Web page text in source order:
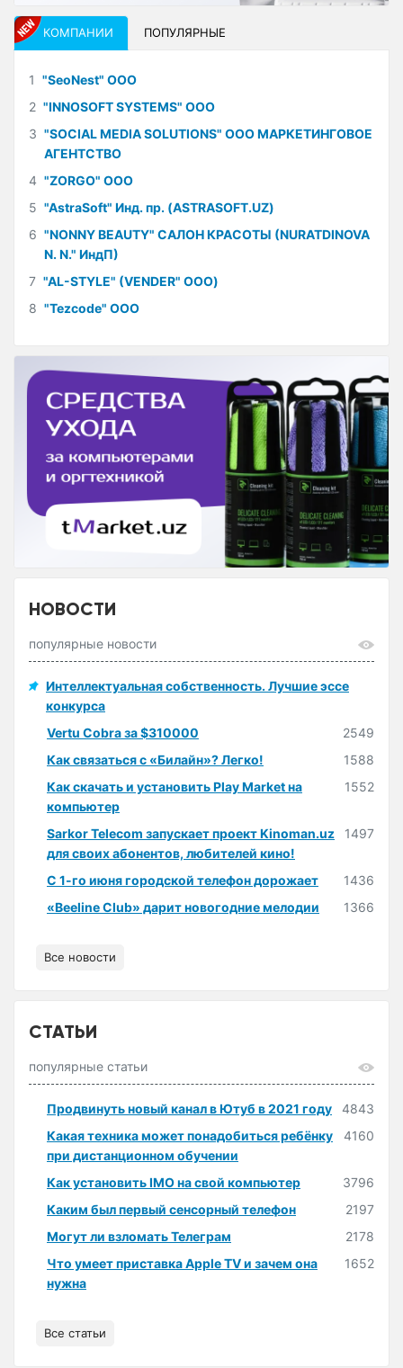
КОМПАНИИ ПОПУЛЯРНЫЕ
1 "SeoNest" ООО
2 "INNOSOFT SYSTEMS" ООО
3 "SOCIAL MEDIA SOLUTIONS" ООО МАРКЕТИНГОВОЕ
АГЕНТСТВО
4 "ZORGO" ООО
5 "AstraSoft" Инд. пр. (ASTRASOFT.UZ)
6 "NONNY BEAUTY" САЛОН КРАСОТЫ (NURATDINOVA
N. N." ИндП)
7 "AL-STYLE" (VENDER" ООО)
8 "Tezcode" ООО
НОВОСТИ
популярные новости
Интеллектуальная собственность. Лучшие эссе
конкурса
Vertu Cobra за $310000
2549
Как связаться с «Билайн»? Легко!
1588
Как скачать и установить Play Market на
компьютер
1552
Sarkor Telecom запускает проект Kinoman.uz
для своих абонентов, любителей кино!
1497
С 1-го июня городской телефон дорожает
1436
«Beeline Club» дарит новогодние мелодии
1366
Все новости
СТАТЬИ
популярные статьи
Продвинуть новый канал в Ютуб в 2021 году
4843
Какая техника может понадобиться ребёнку
при дистанционном обучении
4160
Как установить IMO на свой компьютер
3796
Каким был первый сенсорный телефон
2197
Могут ли взломать Телеграм
2178
Что умеет приставка Apple TV и зачем она
нужна
1652
Все статьи